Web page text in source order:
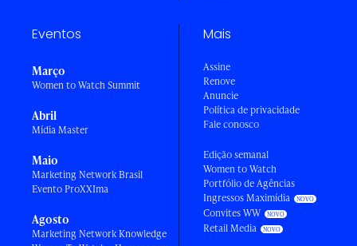
Eventos
Março
Women to Watch Summit
Abril
Mídia Master
Maio
Marketing Network Brasil
Evento ProXXIma
Agosto
Marketing Network Knowledge
Mais
Assine
Renove
Anuncie
Política de privacidade
Fale conosco
Edição semanal
Women to Watch
Portfólio de Agências
Ingressos Maximídia
Convites WW
Retail Media